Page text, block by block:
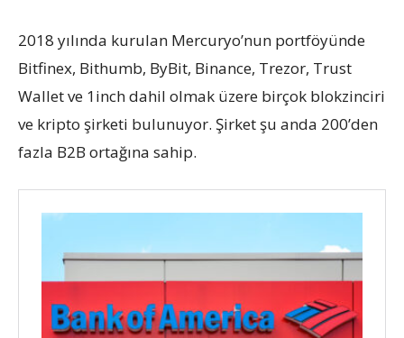
2018 yılında kurulan Mercuryo’nun portföyünde
Bitfinex, Bithumb, ByBit, Binance, Trezor, Trust
Wallet ve 1inch dahil olmak üzere birçok blokzinciri
ve kripto şirketi bulunuyor. Şirket şu anda 200’den
fazla B2B ortağına sahip.